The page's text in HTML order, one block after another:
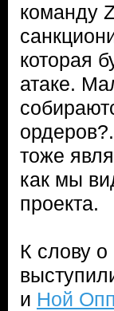
команду
которая
атаке.
тоже
как мы
проекта.
К слову
и Ной